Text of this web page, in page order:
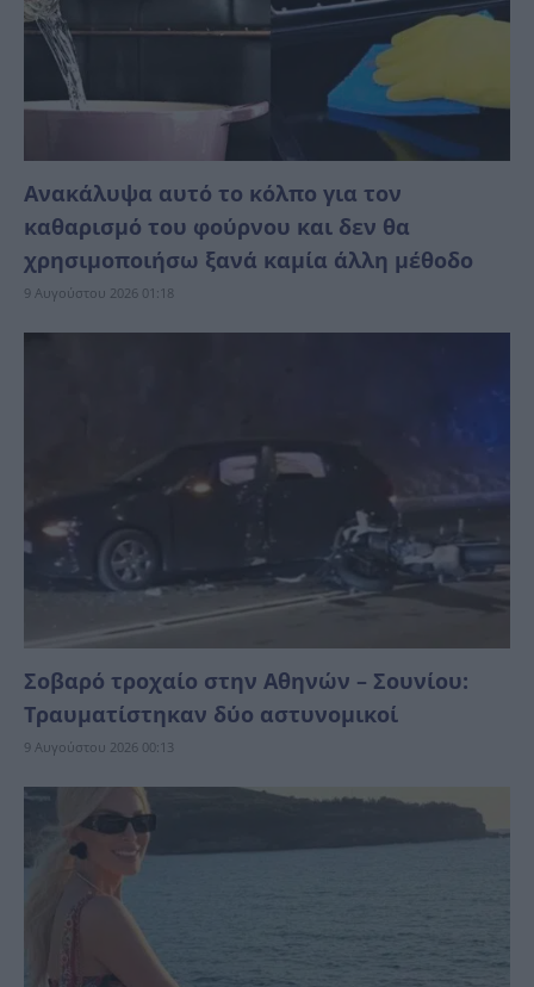
Ανακάλυψα αυτό το κόλπο για τον
καθαρισμό του φούρνου και δεν θα
χρησιμοποιήσω ξανά καμία άλλη μέθοδο
9 Αυγούστου 2026 01:18
Σοβαρό τροχαίο στην Αθηνών – Σουνίου:
Τραυματίστηκαν δύο αστυνομικοί
9 Αυγούστου 2026 00:13